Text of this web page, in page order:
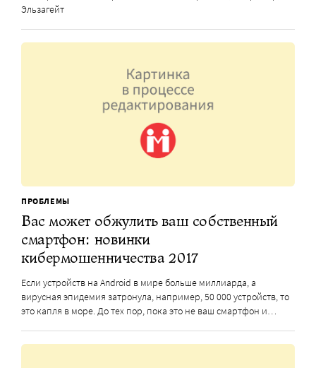
Эльзагейт
ПРОБЛЕМЫ
Вас может обжулить ваш собственный
смартфон: новинки
кибермошенничества 2017
Если устройств на Android в мире больше миллиарда, а
вирусная эпидемия затронула, например, 50 000 устройств, то
это капля в море. До тех пор, пока это не ваш смартфон и…